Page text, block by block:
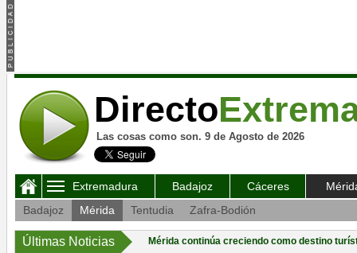
Directo
Las cosas como son. 9 de Agosto de 2026
Extremadura Badajoz Cáceres
Badajoz
Mérida Tentudia Zafra-Bodión
Últimas Noticias Mérida continúa creciendo como destino